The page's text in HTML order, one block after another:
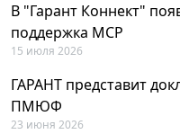
В "Гарант Коннект"
поддержка MCP
15 июля 2026
ГАРАНТ представит
ПМЮФ
23 июня 2026